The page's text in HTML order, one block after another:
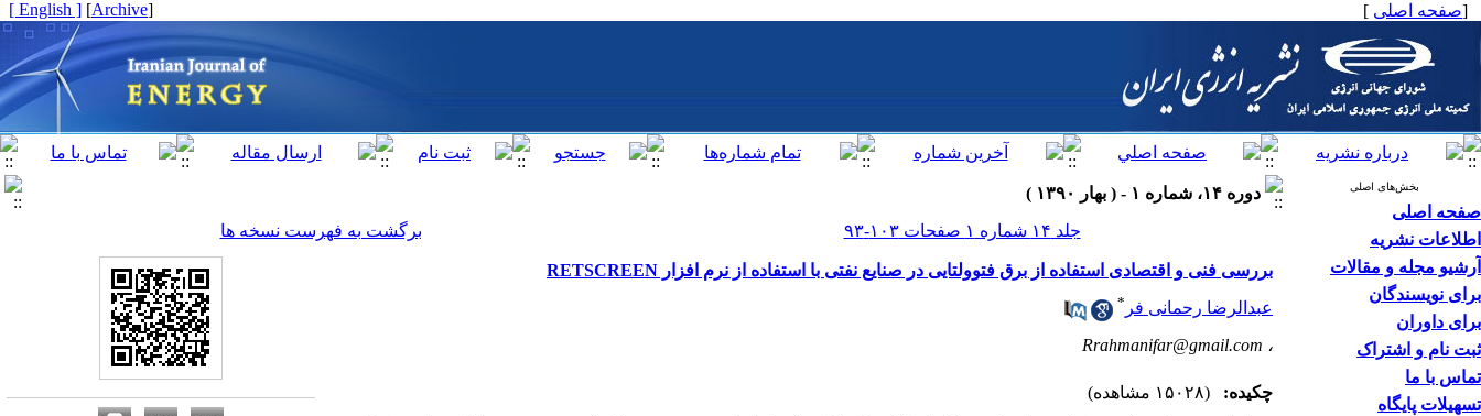
[صفحه اصلی ]
[
Archive
]
[ English ]
بخش‌های اصلی
صفحه اصلی
اطلاعات نشریه
آرشیو مجله و مقالات
برای نویسندگان
برای داوران
ثبت نام و اشتراک
تماس با ما
تسهیلات پایگاه
دوره ۱۴، شماره ۱ - ( بهار ۱۳۹۰ )
جلد ۱۴ شماره ۱ صفحات ۱۰۳-۹۳
برگشت به فهرست نسخه ها
بررسی فنی و اقتصادی استفاده از برق فتوولتایی در صنایع نفتی با استفاده از نرم افزار RETSCREEN
عبدالرضا رحمانی فر *
، Rrahmanifar@gmail.com
چکیده:
(۱۵۰۲۸ مشاهده)